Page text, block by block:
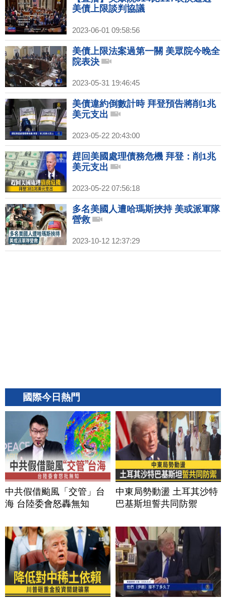
美債上限談判協議
2023-06-01 09:58:56
美債上限法案過第一關 美眾院今晚全
院表決
2023-05-31 19:46:45
美債違約倒數計時 拜登預告將削1兆
美元支出
2023-05-22 20:43:00
趕回美國處理債務危機 拜登：削1兆
美元支出
2023-05-22 07:56:18
多名美國人遭哈瑪斯挾持 美或派軍隊
營救
2023-10-12 12:37:29
國際今日熱門
中共假借颱風「交管」台
海 台陸委會怒轟無知
中東局勢動盪 土耳其沙特
巴基斯坦誓共同防禦